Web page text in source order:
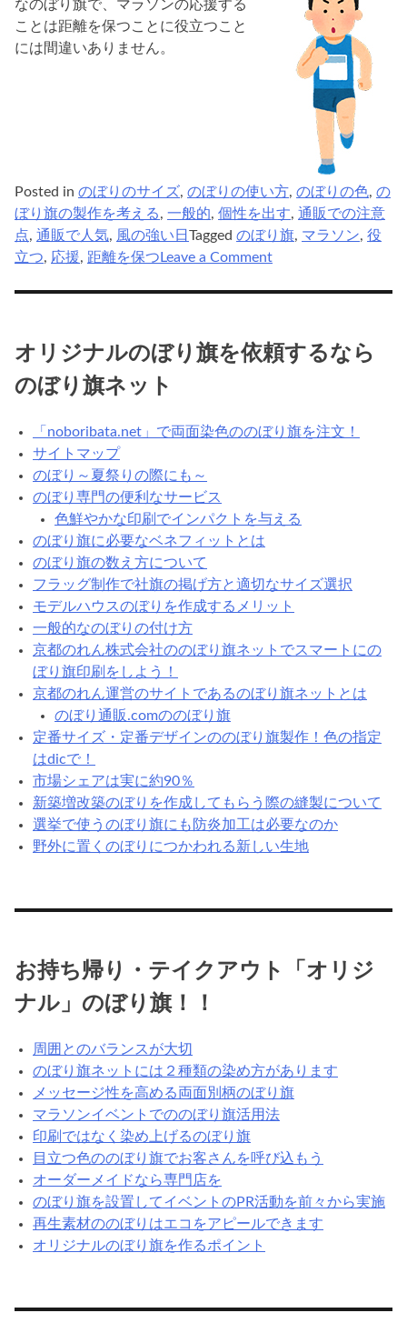
なのぼり旗で、マラソンの応援する
ことは距離を保つことに役立つこと
には間違いありません。
Posted in のぼりのサイズ, のぼりの使い方, のぼりの色, の
ぼり旗の製作を考える, 一般的, 個性を出す, 通販での注意
点, 通販で人気, 風の強い日 Tagged のぼり旗, マラソン, 役
立つ, 応援, 距離を保つ Leave a Commenton
ン
イ
ト
ぼ
活
用
オリジナルのぼり旗を依頼するなら
のぼり旗ネット
「noboribata.net」で両面染色ののぼり旗を注文！
サイトマップ
のぼり～夏祭りの際にも～
のぼり専門の便利なサービス
色鮮やかな印刷でインパクトを与える
のぼり旗に必要なベネフィットとは
のぼり旗の数え方について
フラッグ制作で社旗の掲げ方と適切なサイズ選択
モデルハウスのぼりを作成するメリット
一般的なのぼりの付け方
京都のれん株式会社ののぼり旗ネットでスマートにの
ぼり旗印刷をしよう！
京都のれん運営のサイトであるのぼり旗ネットとは
のぼり通販.comののぼり旗
定番サイズ・定番デザインののぼり旗製作！色の指定
はdicで！
市場シェアは実に約90％
新築増改築のぼりを作成してもらう際の縫製について
選挙で使うのぼり旗にも防炎加工は必要なのか
野外に置くのぼりにつかわれる新しい生地
お持ち帰り・テイクアウト「オリジ
ナル」のぼり旗！！
周囲とのバランスが大切
のぼり旗ネットには２種類の染め方があります
メッセージ性を高める両面別柄のぼり旗
マラソンイベントでののぼり旗活用法
印刷ではなく染め上げるのぼり旗
目立つ色ののぼり旗でお客さんを呼び込もう
オーダーメイドなら専門店を
のぼり旗を設置してイベントのPR活動を前々から実施
再生素材ののぼりはエコをアピールできます
オリジナルのぼり旗を作るポイント